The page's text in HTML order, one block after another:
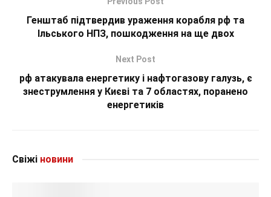
Генштаб підтвердив ураження корабля рф та
Ільського НПЗ, пошкодження на ще двох
Next Post
рф атакувала енергетику і нафтогазову галузь, є
знеструмлення у Києві та 7 областях, поранено
енергетиків
Свіжі новини